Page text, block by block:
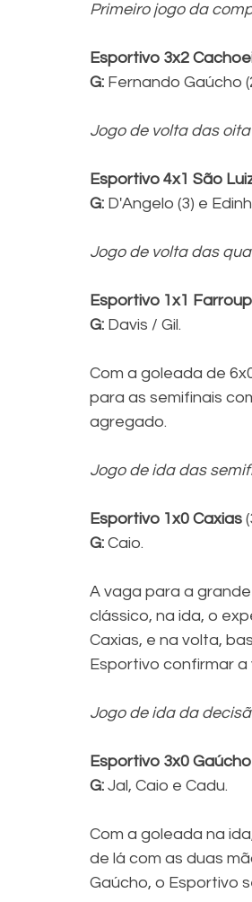
Primeiro jogo da
Esportivo 3x2
G: Fernando Gaúcho
Jogo de volta das
Esportivo 4x1 São
G: D'Angelo (3) e
Jogo de volta das
Esportivo 1x1
G: Davis / Gil.
Com a goleada de
para as semifinais
agregado.
Jogo de ida das
Esportivo 1x0 Caxias
G: Caio.
A vaga para a
clássico, na ida, o
Caxias, e na volta,
Esportivo confirmar
Jogo de ida da
Esportivo 3x0 Gaúcho
G: Jal, Caio e Cadu.
Com a goleada na
de lá com as duas
Gaúcho, o Esportivo